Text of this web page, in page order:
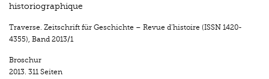
historiographique
Traverse. Zeitschrift für Geschichte – Revue d’histoire (ISSN 1420-
4355), Band 2013/1
Broschur
2013. 311 Seiten